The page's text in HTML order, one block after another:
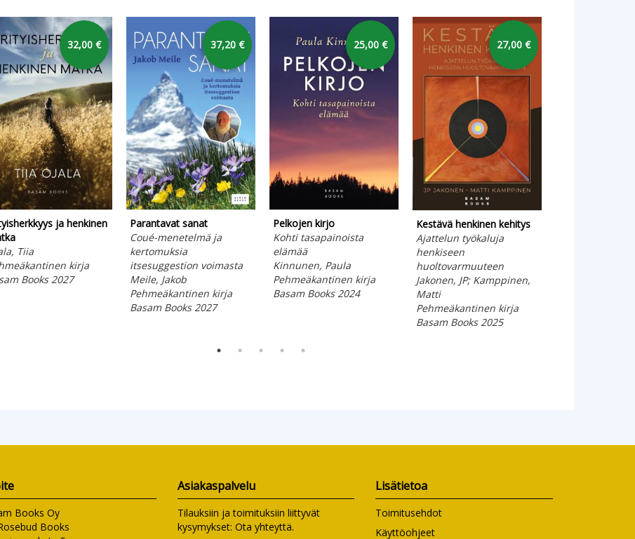
32,00 €
ja henkinen
Tiia
kirja
Books 2027
37,20 €
Parantavat sanat
Coué-menetelmä ja
kertomuksia
itsesuggestion voimasta
Meile, Jakob
Pehmeäkantinen kirja
Basam Books 2027
25,00 €
Pelkojen kirjo
Kohti tasapainoista
elämää
Kinnunen, Paula
Pehmeäkantinen kirja
Basam Books 2024
27,00 €
Kestävä henkinen kehitys
Ajattelun työkaluja
henkiseen
huoltovarmuuteen
Jakonen, JP; Kamppinen,
Matti
Pehmeäkantinen kirja
Basam Books 2025
Books Oy
Books
Asiakaspalvelu
Tilauksiin ja toimituksiin liittyvät
kysymykset: Ota yhteyttä.
Lisätietoa
Toimitusehdot
Käyttöohjeet